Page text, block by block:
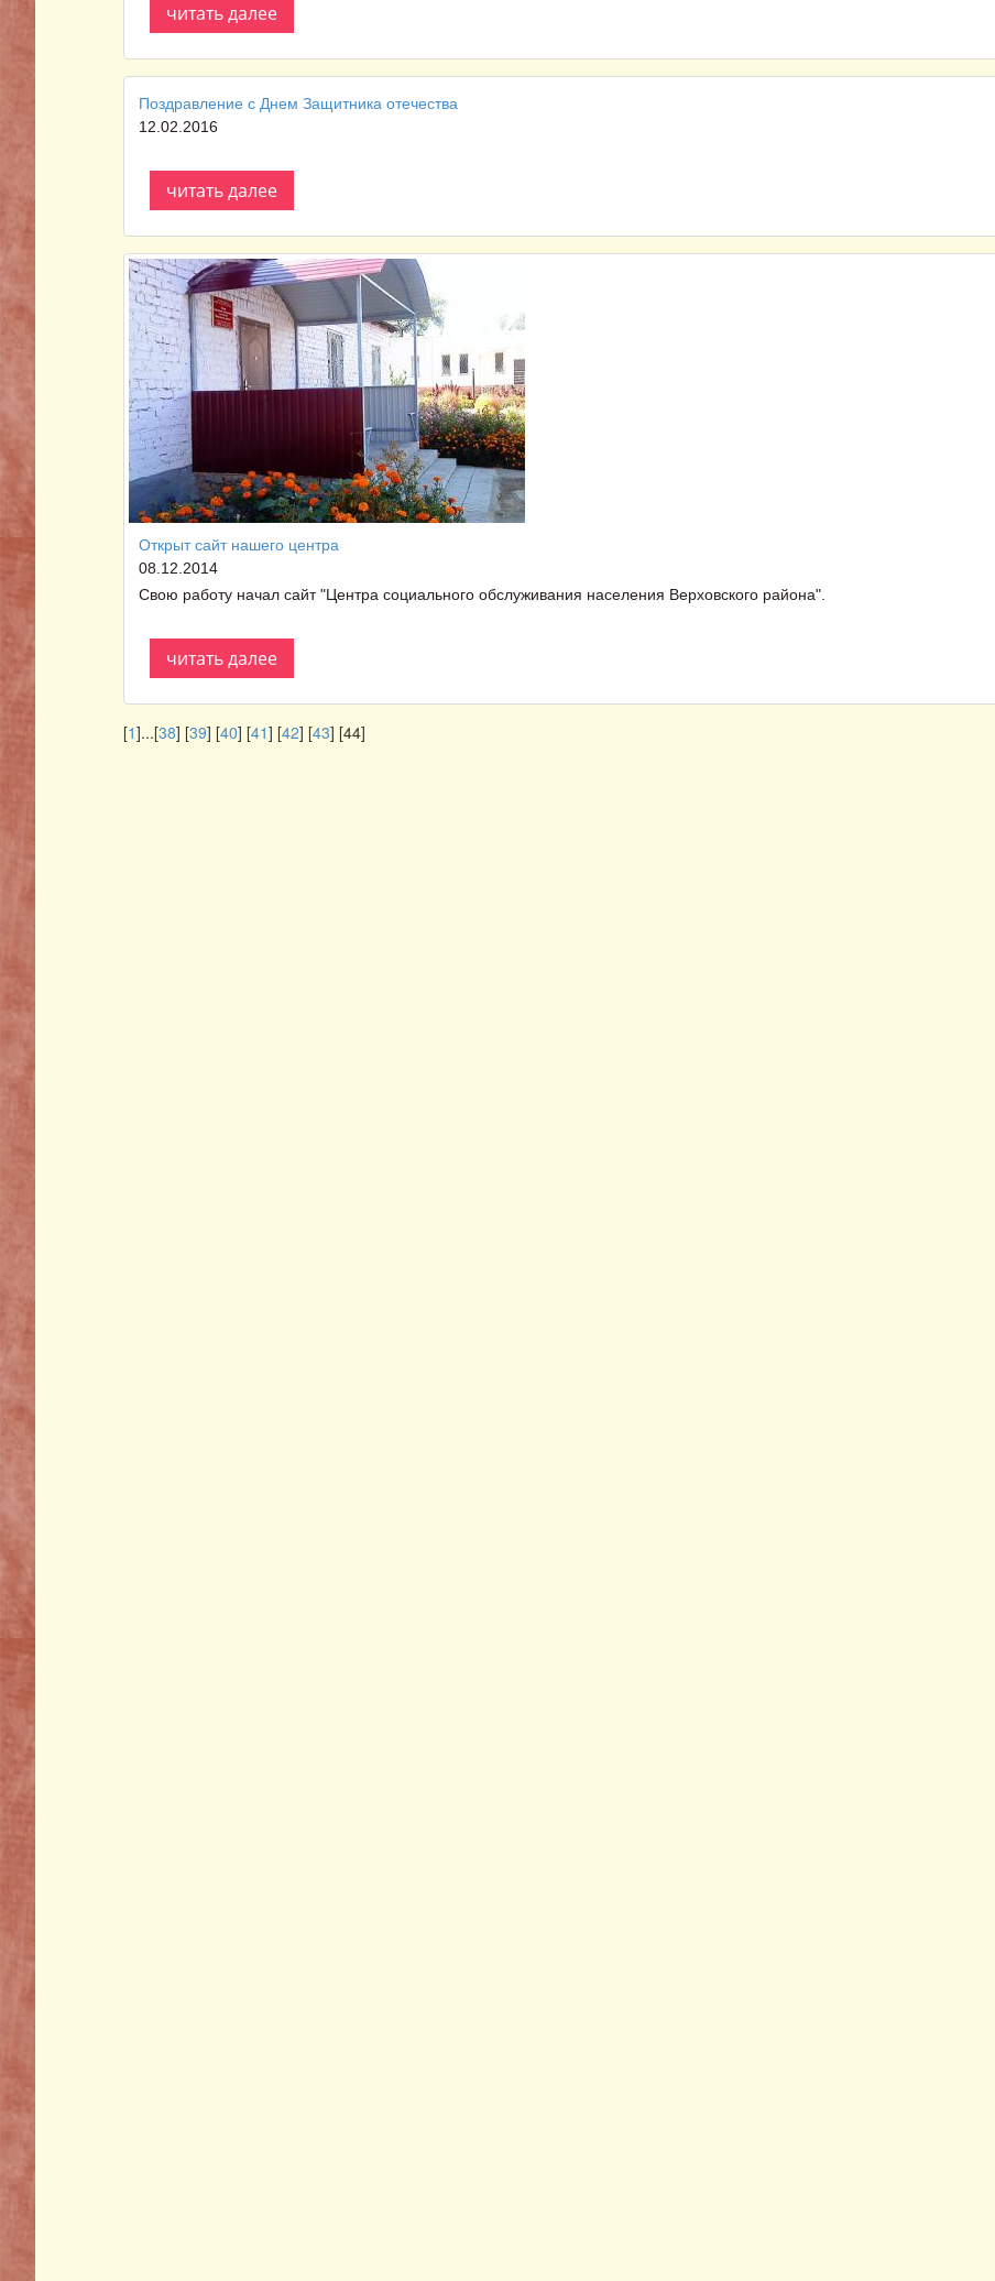
читать далее
Поздравление с Днем Защитника отечества
12.02.2016
читать далее
Открыт сайт нашего центра
08.12.2014
Свою работу начал сайт "Центра социального обслуживания населения Верховского района".
читать далее
[1]...[38] [39] [40] [41] [42] [43] [44]